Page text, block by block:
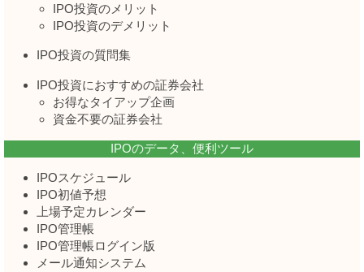
IPO投資のメリット
IPO投資のデメリット
IPO投資の質問集
IPO投資におすすめの証券会社
お得なタイアップ企画
資金不要の証券会社
IPOのデータ、便利ツール
IPOスケジュール
IPO初値予想
上場予定カレンダー
IPO管理帳
IPO管理帳ログイン版
メール通知システム